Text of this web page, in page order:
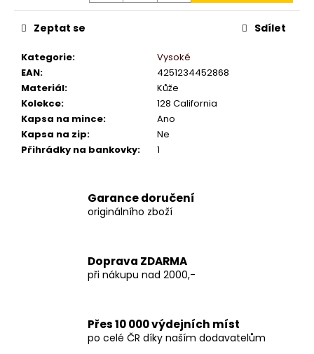
Kategorie:
Vysoké
EAN:
4251234452868
Materiál:
Kůže
Kolekce:
128 California
Kapsa na mince:
Ano
Kapsa na zip:
Ne
Přihrádky na bankovky: 1
Zeptat se Sdílet
Garance doručení
originálního zboží
Doprava ZDARMA
při nákupu nad 2000,-
Přes 10 000 výdejních míst
po celé ČR díky naším dodavatelům